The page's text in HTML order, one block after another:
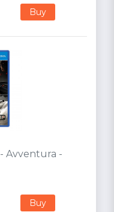
Buy
Avventura -
Buy